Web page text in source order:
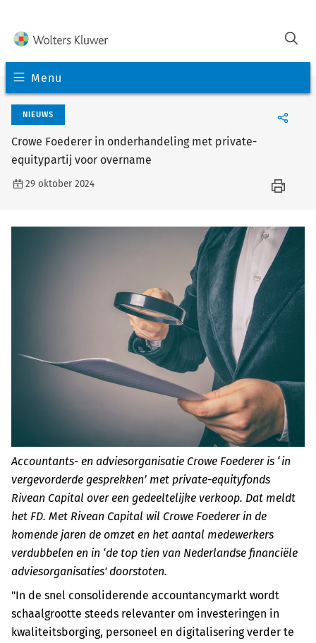
Menu
NIEUWS
Crowe Foederer in onderhandeling met private-
equitypartij voor overname
29 oktober 2024
Accountants- en adviesorganisatie Crowe Foederer is ‘in
vergevorderde gesprekken’ met private-equityfonds
Rivean Capital over een gedeeltelijke verkoop. Dat meldt
het FD. Met Rivean Capital wil Crowe Foederer in de
komende jaren de omzet en het aantal medewerkers
verdubbelen en in ‘de top tien van Nederlandse financiële
adviesorganisaties' doorstoten.
"In de snel consoliderende accountancymarkt wordt
schaalgrootte steeds relevanter om investeringen in
kwaliteitsborging, personeel en digitalisering verder te